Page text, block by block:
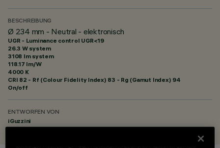
BESCHREIBUNG
Ø 234 mm - Neutral - elektronisch
UGR - Luminance control UGR<19
26.3 W system
3108 lm system
118.17 lm/W
4000 K
CRI 82 - Rf (Colour Fidelity Index) 83 - Rg (Gamut Index) 94
On/off
ENTWORFEN VON
iGuzzini